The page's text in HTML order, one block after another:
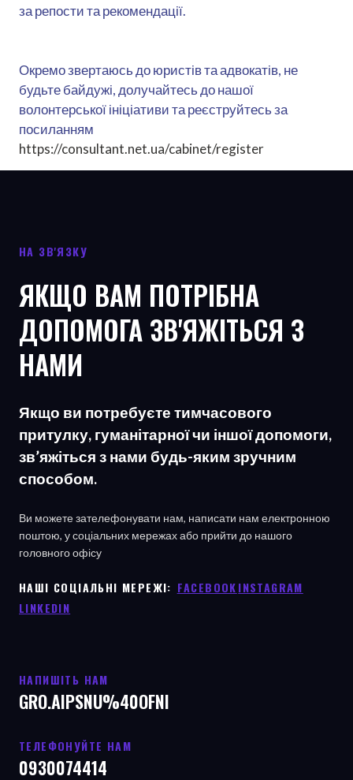
за репости та рекомендації.
Окремо звертаюсь до юристів та адвокатів, не
будьте байдужі, долучайтесь до нашої
волонтерської ініціативи та реєструйтесь за
посиланням
https://consultant.net.ua/cabinet/register
НА ЗВ'ЯЗКУ
ЯКЩО ВАМ ПОТРІБНА
ДОПОМОГА ЗВ'ЯЖІТЬСЯ З
НАМИ
Якщо ви потребуєте тимчасового
притулку, гуманітарної чи іншої допомоги,
зв’яжіться з нами будь-яким зручним
способом.
Ви можете зателефонувати нам, написати нам електронною
поштою, у соціальних мережах або прийти до нашого
головного офісу
НАШІ СОЦІАЛЬНІ МЕРЕЖІ: ㅤ FACEBOOKINSTAGRAM
LINKEDIN
НАПИШІТЬ НАМ
GRO.AIPSNU%40OFNI
ТЕЛЕФОНУЙТЕ НАМ
0930074414